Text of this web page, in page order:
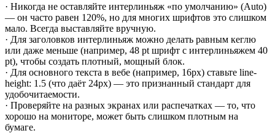
· Никогда не оставляйте интерлиньяж «по умолчанию» (Auto)
— он часто равен 120%, но для многих шрифтов это слишком
мало. Всегда выставляйте вручную.
· Для заголовков интерлиньяж можно делать равным кеглю
или даже меньше (например, 48 pt шрифт с интерлиньяжем 40
pt), чтобы создать плотный, мощный блок.
· Для основного текста в вебе (например, 16px) ставьте line-
height: 1.5 (что даёт 24px) — это признанный стандарт для
удобочитаемости.
· Проверяйте на разных экранах или распечатках — то, что
хорошо на мониторе, может быть слишком плотным на
бумаге.